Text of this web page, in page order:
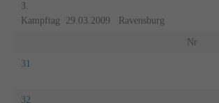
3.
Kampftag 29.03.2009 Ravensburg
Nr
31
32